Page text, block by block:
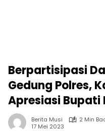
Berpartisipasi
Gedung Polres,
Apresiasi Bupati
Berita Musi
2 Min
17 Mei 2023